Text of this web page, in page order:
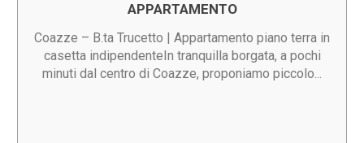
APPARTAMENTO
Coazze – B.ta Trucetto | Appartamento piano terra in
casetta indipendenteIn tranquilla borgata, a pochi
minuti dal centro di Coazze, proponiamo piccolo...